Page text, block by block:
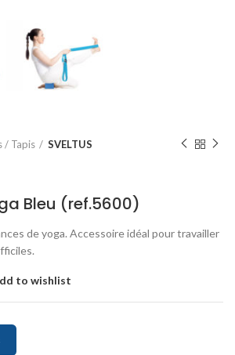
/ Tapis SVELTUS
Bleu (ref.5600)
de yoga. Accessoire idéal pour travailler
to wishlist